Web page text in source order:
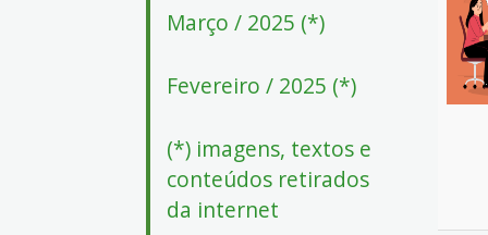
Março / 2025 (*)
Fevereiro / 2025 (*)
(*) imagens, textos e
conteúdos retirados
da internet